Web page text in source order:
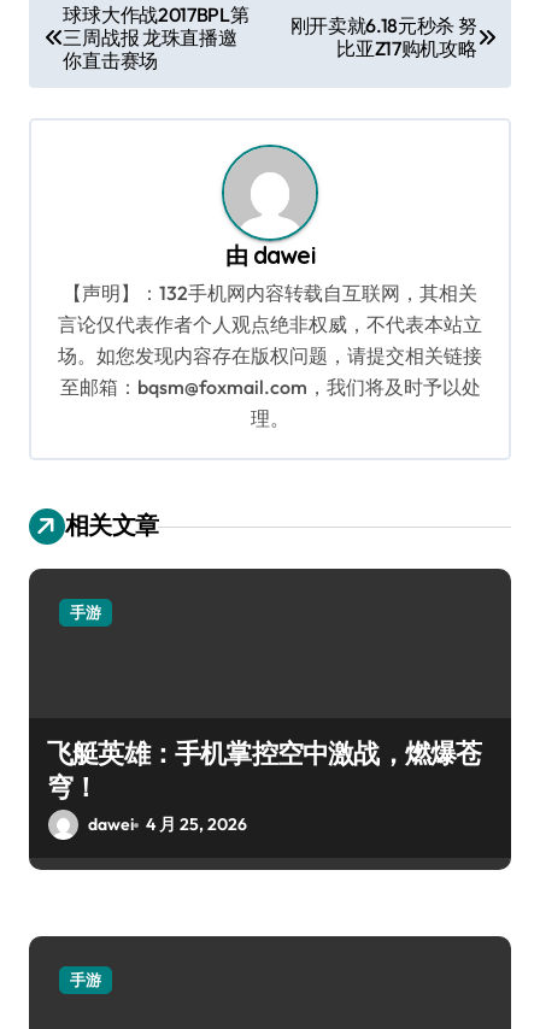
章
导
航
球球大作战2017BPL第
三周战报 龙珠直播邀
你直击赛场
刚开卖就6.18元秒杀 努
比亚Z17购机攻略
由 dawei
【声明】：132手机网内容转载自互联网，其相关
言论仅代表作者个人观点绝非权威，不代表本站立
场。如您发现内容存在版权问题，请提交相关链接
至邮箱：bqsm@foxmail.com，我们将及时予以处
理。
相关文章
手游
飞艇英雄：手机掌控空中激战，燃爆苍
穹！
dawei 4 月 25, 2026
手游